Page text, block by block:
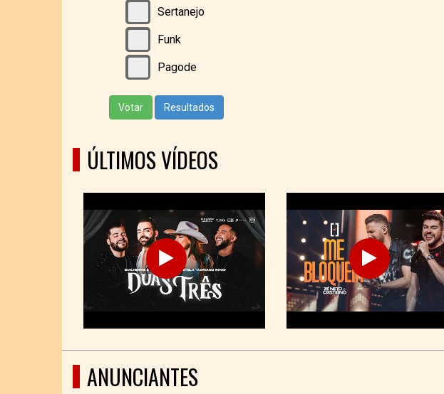
Sertanejo
Funk
Pagode
Votar Resultados
ÚLTIMOS VÍDEOS
ANUNCIANTES